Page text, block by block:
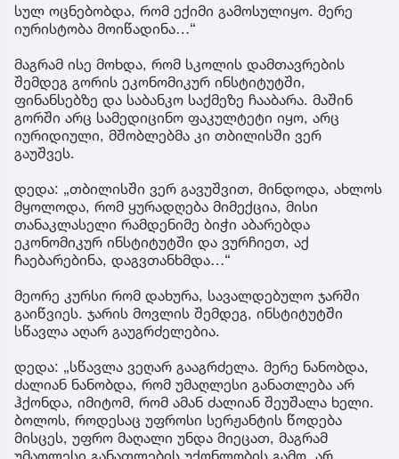
სულ ოცნებობდა, რომ ექიმი გამოსულიყო. მერე
იურისტობა მოიწადინა…“
მაგრამ ისე მოხდა, რომ სკოლის დამთავრების
შემდეგ გორის ეკონომიკურ ინსტიტუტში,
ფინანსებზე და საბანკო საქმეზე ჩააბარა. მაშინ
გორში არც სამედიცინო ფაკულტეტი იყო, არც
იურიდიული, მშობლებმა კი თბილისში ვერ
გაუშვეს.
დედა: „თბილისში ვერ გავუშვით, მინდოდა, ახლოს
მყოლოდა, რომ ყურადღება მიმექცია, მისი
თანაკლასელი რამდენიმე ბიჭი აბარებდა
ეკონომიკურ ინსტიტუტში და ვურჩიეთ, აქ
ჩაებარებინა, დაგვთანხმდა…“
მეორე კურსი რომ დახურა, სავალდებულო ჯარში
გაიწვიეს. ჯარის მოვლის შემდეგ, ინსტიტუტში
სწავლა აღარ გაუგრძელებია.
დედა: „სწავლა ვეღარ გააგრძელა. მერე ნანობდა,
ძალიან ნანობდა, რომ უმაღლესი განათლება არ
ჰქონდა, იმიტომ, რომ ამან ძალიან შეუშალა ხელი.
ბოლოს, როდესაც უფროსი სერჟანტის წოდება
მისცეს, უფრო მაღალი უნდა მიეცათ, მაგრამ
უმაღლესი განათლების უქონლობის გამო, არ